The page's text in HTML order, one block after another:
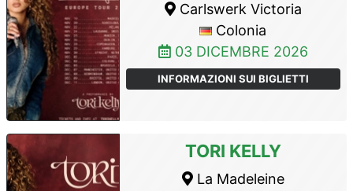
Carlswerk Victoria
Colonia
03 DICEMBRE 2026
INFORMAZIONI SUI BIGLIETTI
TORI KELLY
La Madeleine